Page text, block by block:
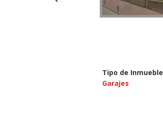
Tipo de Inmueble
Garajes